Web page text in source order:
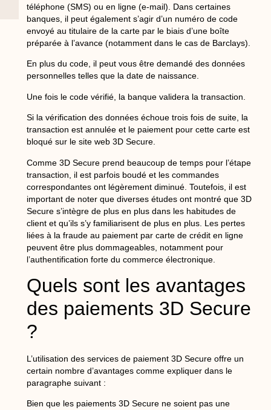
téléphone (SMS) ou en ligne (e-mail). Dans certaines
banques, il peut également s’agir d’un numéro de code
envoyé au titulaire de la carte par le biais d’une boîte
préparée à l’avance (notamment dans le cas de Barclays).
En plus du code, il peut vous être demandé des données
personnelles telles que la date de naissance.
Une fois le code vérifié, la banque validera la transaction.
Si la vérification des données échoue trois fois de suite, la
transaction est annulée et le paiement pour cette carte est
bloqué sur le site web 3D Secure.
Comme 3D Secure prend beaucoup de temps pour l’étape
transaction, il est parfois boudé et les commandes
correspondantes ont légèrement diminué. Toutefois, il est
important de noter que diverses études ont montré que 3D
Secure s’intègre de plus en plus dans les habitudes de
client et qu’ils s’y familiarisent de plus en plus. Les pertes
liées à la fraude au paiement par carte de crédit en ligne
peuvent être plus dommageables, notamment pour
l’authentification forte du commerce électronique.
Quels sont les avantages
des paiements 3D Secure
?
L’utilisation des services de paiement 3D Secure offre un
certain nombre d’avantages comme expliquer dans le
paragraphe suivant :
Bien que les paiements 3D Secure ne soient pas une